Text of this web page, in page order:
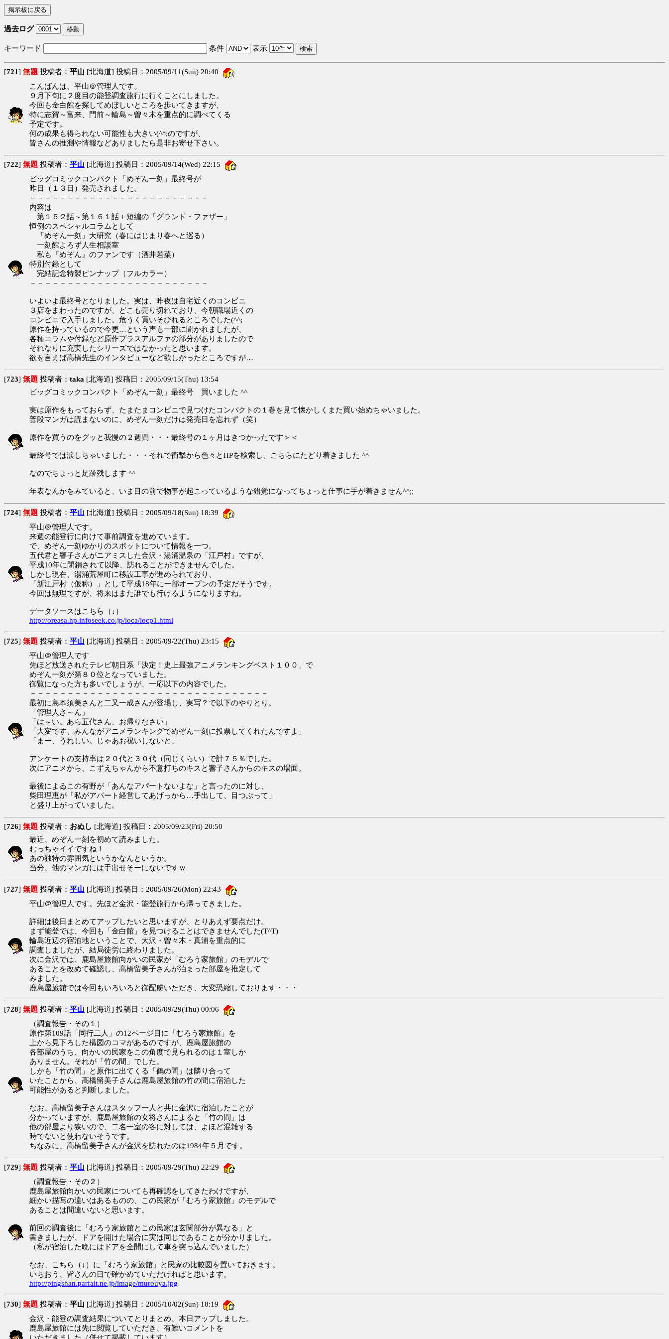
過去ログ
キーワード 条件 表示
[721] 無題 投稿者： 平山 [北海道] 投稿日：2005/09/11(Sun) 20:40
こんばんは、平山＠管理人です。
９月下旬に２度目の能登調査旅行に行くことにしました。
今回も金白館を探してめぼしいところを歩いてきますが、
特に志賀～富来、門前～輪島～曽々木を重点的に調べてくる
予定です。
何の成果も得られない可能性も大きい(^^;のですが、
皆さんの推測や情報などありましたら是非お寄せ下さい。
[722] 無題 投稿者： 平山 [北海道] 投稿日：2005/09/14(Wed) 22:15
ビッグコミックコンパクト「めぞん一刻」最終号が
昨日（１３日）発売されました。
－－－－－－－－－－－－－－－－－－－－－－－－
内容は
第１５２話～第１６１話＋短編の「グランド・ファザー」
恒例のスペシャルコラムとして
「めぞん一刻」大研究（春にはじまり春へと巡る）
一刻館よろず人生相談室
私も『めぞん』のファンです（酒井若菜）
特別付録として
完結記念特製ピンナップ（フルカラー）
－－－－－－－－－－－－－－－－－－－－－－－－
いよいよ最終号となりました。実は、昨夜は自宅近くのコンビニ
３店をまわったのですが、どこも売り切れており、今朝職場近くの
コンビニで入手しました。危うく買いそびれるところでした(^^;
原作を持っているので今更…という声も一部に聞かれましたが、
各種コラムや付録など原作プラスアルファの部分がありましたので
それなりに充実したシリーズではなかったと思います。
欲を言えば高橋先生のインタビューなど欲しかったところですが…
[723] 無題 投稿者： taka [北海道] 投稿日：2005/09/15(Thu) 13:54
ビッグコミックコンパクト「めぞん一刻」最終号 買いました ^^
実は原作をもっておらず、たまたまコンビニで見つけたコンパクトの１巻を見て懐かしくまた買い始めちゃいました。
普段マンガは読まないのに、めぞん一刻だけは発売日を忘れず（笑）
原作を買うのをグッと我慢の２週間・・・最終号の１ヶ月はきつかったです＞＜
最終号では涙しちゃいました・・・それで衝撃から色々とHPを検索し、こちらにたどり着きました ^^
なのでちょっと足跡残します ^^
年表なんかをみていると、いま目の前で物事が起こっているような錯覚になってちょっと仕事に手が着きません^^;;
[724] 無題 投稿者： 平山 [北海道] 投稿日：2005/09/18(Sun) 18:39
平山＠管理人です。
来週の能登行に向けて事前調査を進めています。
で、めぞん一刻ゆかりのスポットについて情報を一つ。
五代君と響子さんがニアミスした金沢・湯涌温泉の「江戸村」ですが、
平成10年に閉鎖されて以降、訪れることができませんでした。
しかし現在、湯涌荒屋町に移設工事が進められており、
「新江戸村（仮称）」として平成18年に一部オープンの予定だそうです。
今回は無理ですが、将来はまた誰でも行けるようになりますね。
データソースはこちら（↓）
http://oreasa.hp.infoseek.co.jp/loca/locp1.html
[725] 無題 投稿者： 平山 [北海道] 投稿日：2005/09/22(Thu) 23:15
平山＠管理人です
先ほど放送されたテレビ朝日系「決定！史上最強アニメランキングベスト１００」で
めぞん一刻が第８０位となっていました。
御覧になった方も多いでしょうが、一応以下の内容でした。
－－－－－－－－－－－－－－－－－－－－－－－－－－－－－－－－
最初に島本須美さんと二又一成さんが登場し、実写？で以下のやりとり。
「管理人さ～ん」
「は～い。あら五代さん、お帰りなさい」
「大変です、みんながアニメランキングでめぞん一刻に投票してくれたんですよ」
「まー、うれしい。じゃあお祝いしないと」
アンケートの支持率は２０代と３０代（同じくらい）で計７５％でした。
次にアニメから、こずえちゃんから不意打ちのキスと響子さんからのキスの場面。
最後によゐこの有野が「あんなアパートないよな」と言ったのに対し、
柴田理恵が「私がアパート経営してあげっから…手出して、目つぶって」
と盛り上がっていました。
[726] 無題 投稿者： おぬし [北海道] 投稿日：2005/09/23(Fri) 20:50
最近、めぞん一刻を初めて読みました。
むっちゃイイですね！
あの独特の雰囲気というかなんというか。
当分、他のマンガには手出せそーにないですｗ
[727] 無題 投稿者： 平山 [北海道] 投稿日：2005/09/26(Mon) 22:43
平山＠管理人です。先ほど金沢・能登旅行から帰ってきました。
詳細は後日まとめてアップしたいと思いますが、とりあえず要点だけ。
まず能登では、今回も「金白館」を見つけることはできませんでした(T^T)
輪島近辺の宿泊地ということで、大沢・曽々木・真浦を重点的に
調査しましたが、結局徒労に終わりました。
次に金沢では、鹿島屋旅館向かいの民家が「むろう家旅館」のモデルで
あることを改めて確認し、高橋留美子さんが泊まった部屋を推定して
みました。
鹿島屋旅館では今回もいろいろと御配慮いただき、大変恐縮しております・・・
[728] 無題 投稿者： 平山 [北海道] 投稿日：2005/09/29(Thu) 00:06
（調査報告・その１）
原作第109話「同行二人」の12ページ目に「むろう家旅館」を
上から見下ろした構図のコマがあるのですが、鹿島屋旅館の
各部屋のうち、向かいの民家をこの角度で見られるのは１室しか
ありません。それが「竹の間」でした。
しかも「竹の間」と原作に出てくる「鶴の間」は隣り合って
いたことから、高橋留美子さんは鹿島屋旅館の竹の間に宿泊した
可能性があると判断しました。
なお、高橋留美子さんはスタッフ一人と共に金沢に宿泊したことが
分かっていますが、鹿島屋旅館の女将さんによると「竹の間」は
他の部屋より狭いので、二名一室の客に対しては、よほど混雑する
時でないと使わないそうです。
ちなみに、高橋留美子さんが金沢を訪れたのは1984年５月です。
[729] 無題 投稿者： 平山 [北海道] 投稿日：2005/09/29(Thu) 22:29
（調査報告・その２）
鹿島屋旅館向かいの民家についても再確認をしてきたわけですが、
細かい描写の違いはあるものの、この民家が「むろう家旅館」のモデルで
あることは間違いないと思います。
前回の調査後に「むろう家旅館とこの民家は玄関部分が異なる」と
書きましたが、ドアを開けた場合に実は同じであることが分かりました。
（私が宿泊した晩にはドアを全開にして車を突っ込んでいました）
なお、こちら（↓）に「むろう家旅館」と民家の比較図を置いておきます。
いちおう、皆さんの目で確かめていただければと思います。
http://pingshan.parfait.ne.jp/image/murouya.jpg
[730] 無題 投稿者： 平山 [北海道] 投稿日：2005/10/02(Sun) 18:19
金沢・能登の調査結果についてとりまとめ、本日アップしました。
鹿島屋旅館には先に閲覧していただき、有難いコメントを
いただきました（併せて掲載しています）。